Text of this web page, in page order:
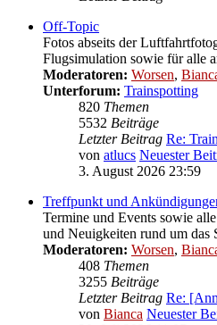
Off-Topic
Fotos abseits der
Flugsimulation sowie für alle
Moderatoren: Worsen,
Unterforum: Trainspotting
820 Themen
5532 Beiträge
Letzter Beitrag Re:
von atlucs Neuester
3. August 2026 23:59
Treffpunkt und
Termine und Events sowie
und Neuigkeiten rund um das
Moderatoren: Worsen,
408 Themen
3255 Beiträge
Letzter Beitrag Re:
von Bianca Neuester